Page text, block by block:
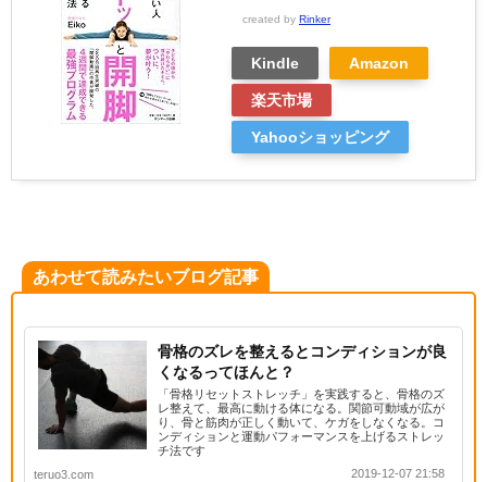
created by Rinker
Kindle Amazon
楽天市場
Yahooショッピング
あわせて読みたいブログ記事
骨格のズレを整えるとコンディションが良
くなるってほんと？
「骨格リセットストレッチ」を実践すると、骨格のズ
レ整えて、最高に動ける体になる。関節可動域が広が
り、骨と筋肉が正しく動いて、ケガをしなくなる。コ
ンディションと運動パフォーマンスを上げるストレッ
チ法です
teruo3.com
2019-12-07 21:58